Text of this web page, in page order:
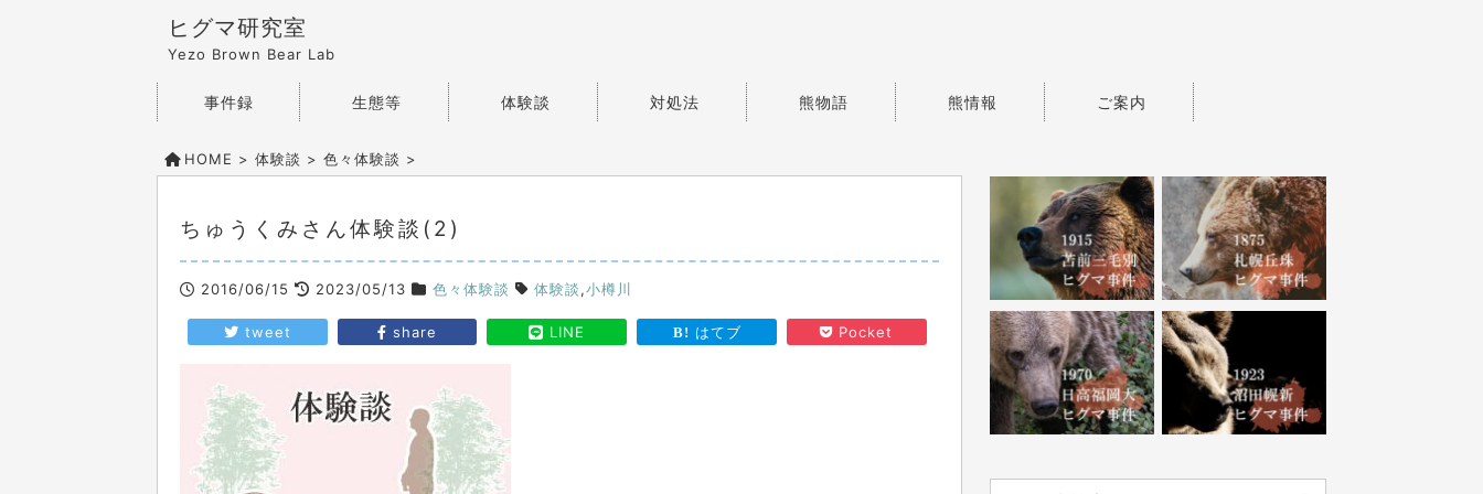
ヒグマ研究室
Yezo Brown Bear Lab
事件録 生態等 体験談 対処法 熊物語 熊情報 ご案内
HOME > 体験談 > 色々体験談 >
ちゅうくみさん体験談(2)
2016/06/15 2023/05/13 色々体験談 体験談,小樽川
tweet share LINE はてブ Pocket